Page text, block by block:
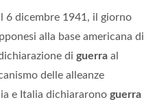
6 dicembre 1941, il giorno
alla base americana di
di guerra al
delle alleanze
e Italia dichiararono guerra